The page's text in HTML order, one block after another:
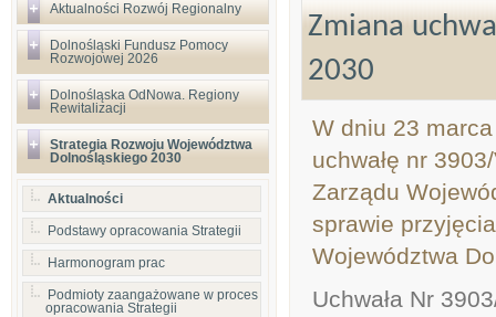
Aktualności Rozwój Regionalny
Dolnośląski Fundusz Pomocy
Rozwojowej 2026
Dolnośląska OdNowa. Regiony
Rewitalizacji
Strategia Rozwoju Województwa
Dolnośląskiego 2030
Aktualności
Podstawy opracowania Strategii
Harmonogram prac
Podmioty zaangażowane w proces
opracowania Strategii
Zmiana
2030
W dniu 23
uchwałę nr
Zarządu
sprawie
Województwa
Uchwała Nr